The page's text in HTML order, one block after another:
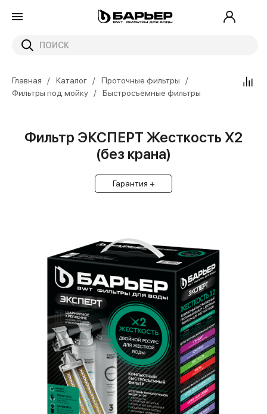
Главная Каталог
Проточные фильтры
Фильтры под мойку
Быстросъемные фильтры
Фильтр ЭКСПЕРТ Жесткость Х2
(без крана)
Гарантия +